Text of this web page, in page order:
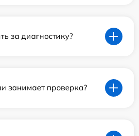
за диагностику?
занимает проверка?